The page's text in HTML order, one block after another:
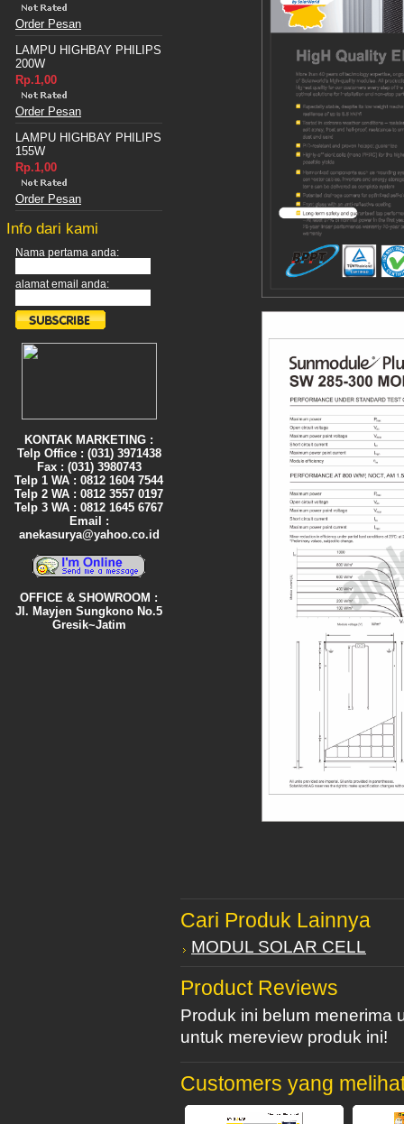
Order Pesan
LAMPU HIGHBAY PHILIPS
200W
Rp.1,00
Order Pesan
LAMPU HIGHBAY PHILIPS
155W
Rp.1,00
Order Pesan
Info dari kami
Nama pertama anda:
alamat email anda:
KONTAK MARKETING :
Telp Office : (031) 3971438
Fax : (031) 3980743
Telp 1 WA : 0812 1604 7544
Telp 2 WA : 0812 3557 0197
Telp 3 WA : 0812 1645 6767
Email :
anekasurya@yahoo.co.id
OFFICE & SHOWROOM :
Jl. Mayjen Sungkono No.5
Gresik~Jatim
Cari Produk Lainnya
MODUL SOLAR CELL
Product Reviews
Produk ini belum menerima
untuk mereview produk ini!
Customers yang